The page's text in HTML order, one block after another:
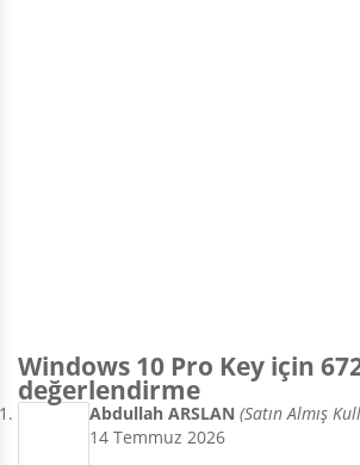
Windows 10 Pro Key için
değerlendirme
Abdullah ARSLAN (Satın Almış
14 Temmuz 2026